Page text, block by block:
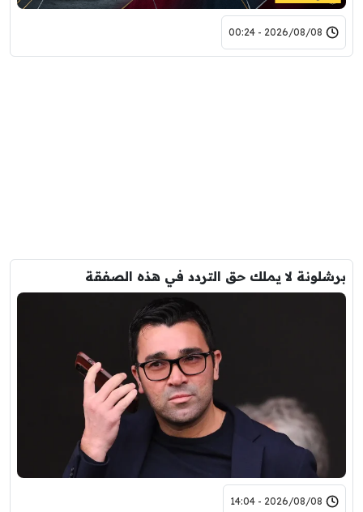
2026/08/08 - 00:24
برشلونة لا يملك حق التردد في هذه الصفقة
2026/08/08 - 14:04